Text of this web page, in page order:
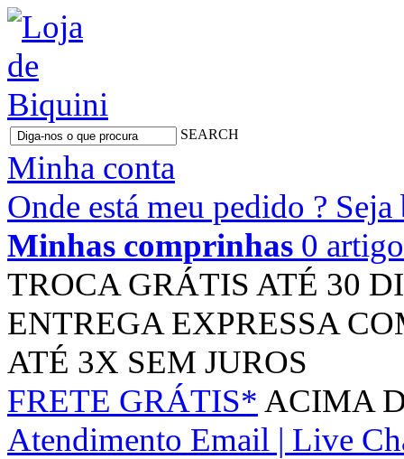
SEARCH
Minha conta
Onde está meu pedido ?
Minhas comprinhas 0
TROCA GRÁTIS ATÉ 30
ENTREGA EXPRESSA
ATÉ 3X SEM JUROS
FRETE GRÁTIS* ACIMA
Atendimento Email | Live